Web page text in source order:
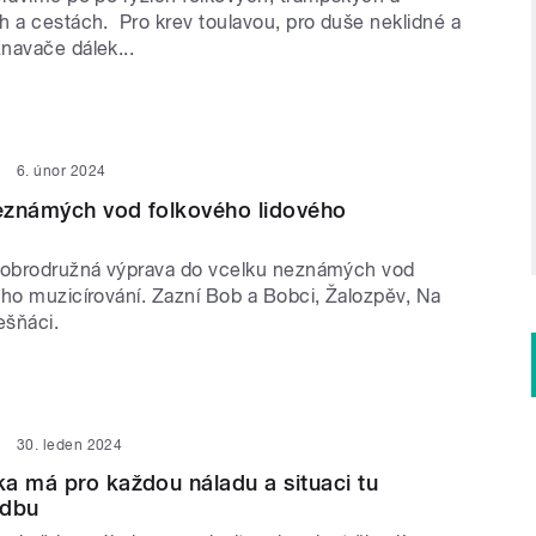
a cestách. Pro krev toulavou, pro duše neklidné a
dálek...
6. únor 2024
vod folkového lidového
výprava do vcelku neznámých vod
muzicírování. Zazní Bob a Bobci, Žalozpěv, Na
30. leden 2024
má pro každou náladu a situaci tu